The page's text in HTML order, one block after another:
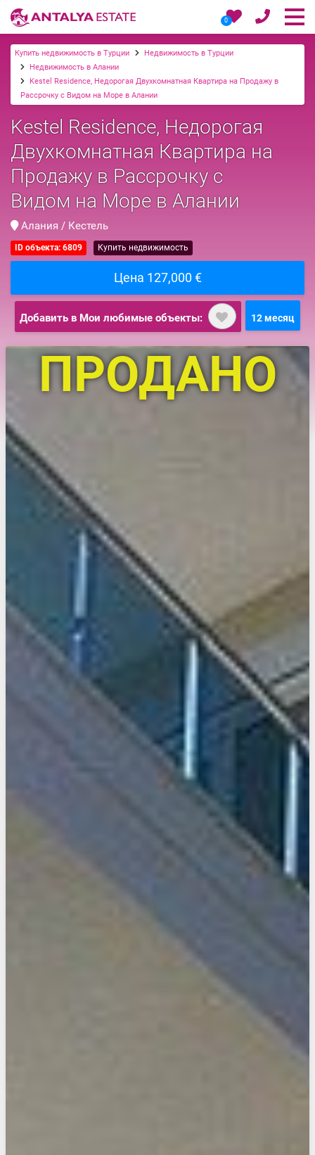
0
Купить недвижимость в Турции
Недвижимость в Турции
Недвижимость в Алании
Kestel Residence, Недорогая Двухкомнатная Квартира на Продажу в
Рассрочку с Видом на Море в Алании
Kestel Residence, Недорогая
Двухкомнатная Квартира на
Продажу в Рассрочку с
Видом на Море в Алании
Алания / Кестель
ID объекта: 6809 Купить недвижимость
Цена 127,000 €
Добавить в Мои любимые объекты: 12 месяц
ПРОДАНО